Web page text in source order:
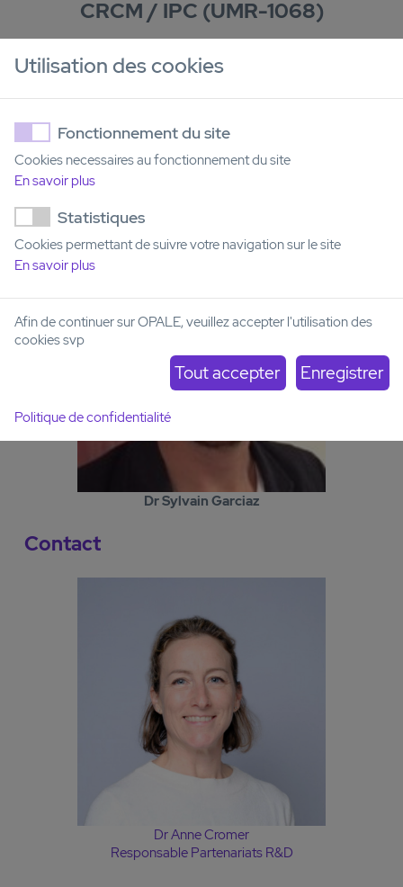
CRCM / IPC (UMR-1068)
Dr Sylvain Garciaz
Contact
Dr Anne Cromer
Responsable Partenariats R&D
Utilisation des cookies
Fonctionnement du site
Cookies necessaires au fonctionnement du site
En savoir plus
Statistiques
Cookies permettant de suivre votre navigation sur le site
En savoir plus
Afin de continuer sur OPALE, veuillez accepter l'utilisation des
cookies svp
Politique de confidentialité